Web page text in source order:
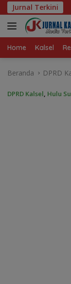
Langsung
ke
konten
Jurnal Terkini
Kondusivitas HSS,
Home Kalsel
Beranda DPRD
DPRD Kalsel, Hulu